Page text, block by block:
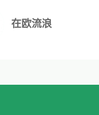
在欧流浪